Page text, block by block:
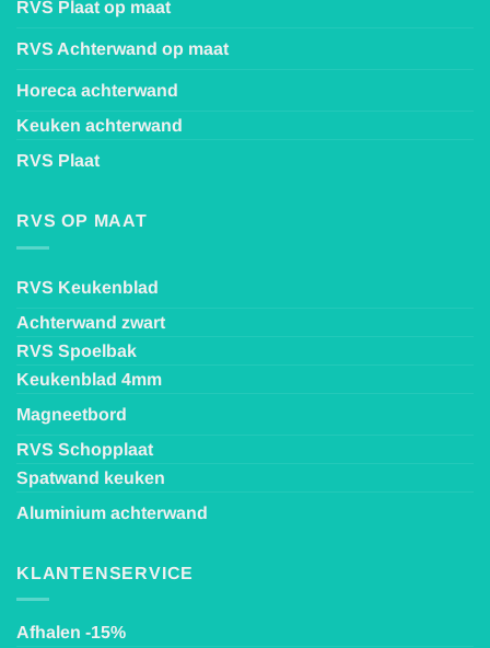
RVS Plaat op maat
RVS Achterwand op maat
Horeca achterwand
Keuken achterwand
RVS Plaat
RVS OP MAAT
RVS Keukenblad
Achterwand zwart
RVS Spoelbak
Keukenblad 4mm
Magneetbord
RVS Schopplaat
Spatwand keuken
Aluminium achterwand
KLANTENSERVICE
Afhalen -15%